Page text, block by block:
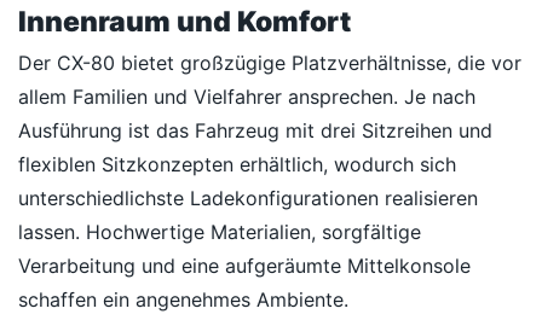
Innenraum und Komfort
Der CX-80 bietet großzügige Platzverhältnisse, die vor
allem Familien und Vielfahrer ansprechen. Je nach
Ausführung ist das Fahrzeug mit drei Sitzreihen und
flexiblen Sitzkonzepten erhältlich, wodurch sich
unterschiedlichste Ladekonfigurationen realisieren
lassen. Hochwertige Materialien, sorgfältige
Verarbeitung und eine aufgeräumte Mittelkonsole
schaffen ein angenehmes Ambiente.